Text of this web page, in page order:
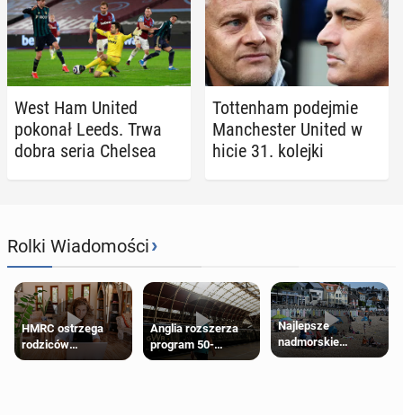
West Ham United
pokonał Leeds. Trwa
dobra seria Chelsea
Tot­ten­ham po­dej­mie
Man­che­ster United w
hicie 31. kolejki
Rolki Wiadomości›
HMRC ostrzega
rodziców
pobierających Child
Anglia rozszerza
program 50-
procentowych
Najlepsze
nadmorskie
miasteczko blisko